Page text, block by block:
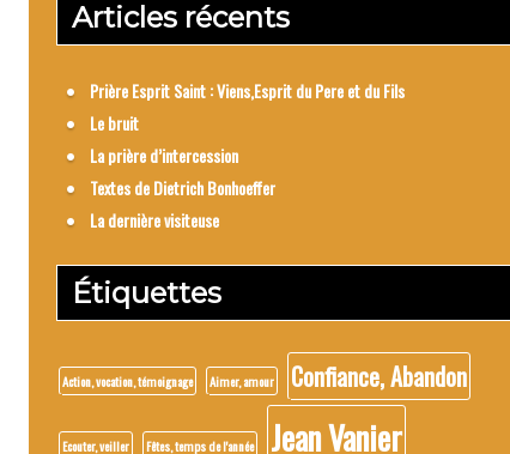
Articles récents
Prière Esprit Saint : Viens,Esprit du Pere et du Fils
Le bruit
La prière d’intercession
Textes de Dietrich Bonhoeffer
La dernière visiteuse
Étiquettes
Action, vocation, témoignage Aimer, amour Confiance, Abandon
Ecouter, veiller Fêtes, temps de l'année Jean Vanier